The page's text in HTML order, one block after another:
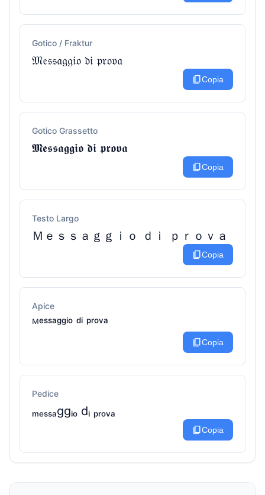
Gotico / Fraktur
𝔐𝔢𝔰𝔰𝔞𝔤𝔤𝔦𝔬 𝔡𝔦 𝔭𝔯𝔬𝔳𝔞
content_copyCopia
Gotico Grassetto
𝕸𝖊𝖘𝖘𝖆𝖌𝖌𝖎𝖔 𝖉𝖎 𝖕𝖗𝖔𝖛𝖆
content_copyCopia
Testo Largo
Ｍｅｓｓａｇｇｉｏ ｄｉ ｐｒｏｖａ
content_copyCopia
Apice
ᴹᵉˢˢᵃᵍᵍⁱᵒ ᵈⁱ ᵖʳᵒᵛᵃ
content_copyCopia
Pedice
ₘₑₛₛₐggᵢₒ dᵢ ₚᵣₒᵥₐ
content_copyCopia